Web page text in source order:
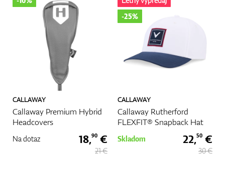
CALLAWAY
Callaway Premium Hybrid
Headcovers
Na dotaz 18,90 €
21 €
CALLAWAY
Callaway Rutherford
FLEXFIT® Snapback Hat
-25%
Skladom 22,50 €
30 €